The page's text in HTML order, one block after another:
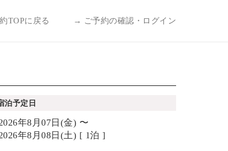
TOPに戻る → ご予約の確認・ログイン
泊予定日
年8月07日(金) 〜
年8月08日(土) [ 1泊 ]